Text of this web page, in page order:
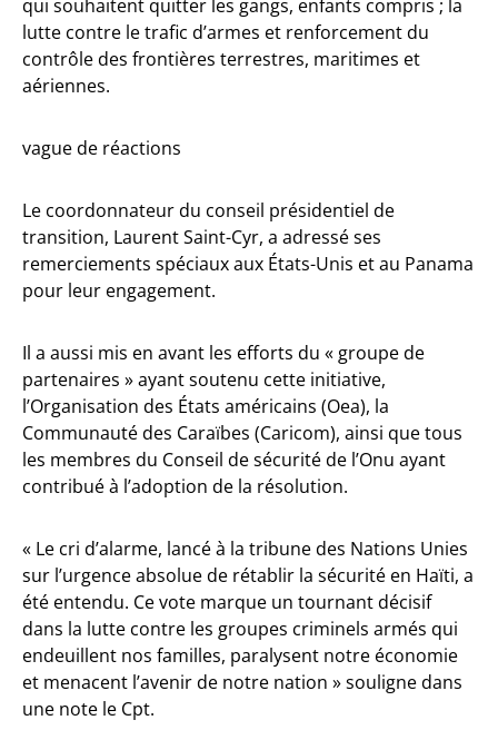
qui souhaitent quitter les gangs, enfants compris ; la
lutte contre le trafic d’armes et renforcement du
contrôle des frontières terrestres, maritimes et
aériennes.
vague de réactions
Le coordonnateur du conseil présidentiel de
transition, Laurent Saint-Cyr, a adressé ses
remerciements spéciaux aux États-Unis et au Panama
pour leur engagement.
Il a aussi mis en avant les efforts du « groupe de
partenaires » ayant soutenu cette initiative,
l’Organisation des États américains (Oea), la
Communauté des Caraïbes (Caricom), ainsi que tous
les membres du Conseil de sécurité de l’Onu ayant
contribué à l’adoption de la résolution.
« Le cri d’alarme, lancé à la tribune des Nations Unies
sur l’urgence absolue de rétablir la sécurité en Haïti, a
été entendu. Ce vote marque un tournant décisif
dans la lutte contre les groupes criminels armés qui
endeuillent nos familles, paralysent notre économie
et menacent l’avenir de notre nation » souligne dans
une note le Cpt.